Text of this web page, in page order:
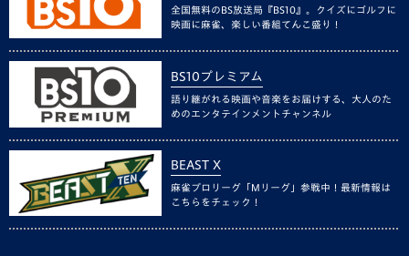
全国無料のBS放送局『BS10』。クイズにゴルフに
映画に麻雀、楽しい番組てんこ盛り！
BS10プレミアム
語り継がれる映画や音楽をお届けする、大人のた
めのエンタテインメントチャンネル
BEAST X
麻雀プロリーグ「Mリーグ」参戦中！最新情報は
こちらをチェック！